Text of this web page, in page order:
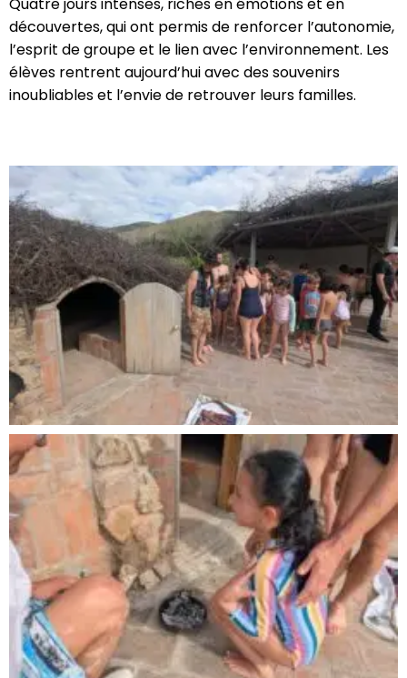
découvertes, qui ont permis de renforcer l’autonomie,
l’esprit de groupe et le lien avec l’environnement. Les
élèves rentrent aujourd’hui avec des souvenirs
inoubliables et l’envie de retrouver leurs familles.